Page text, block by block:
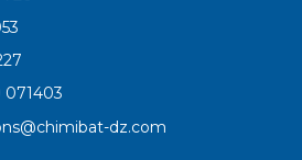
071403
dz.com